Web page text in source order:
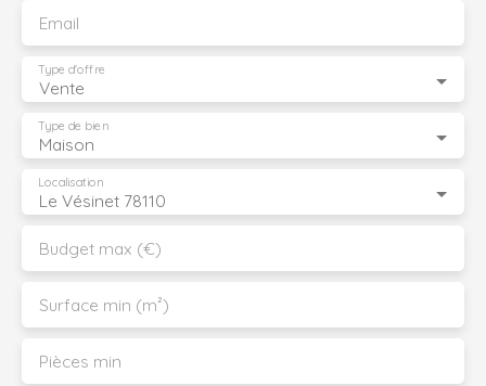
Email
Vente
Type d'offre
Maison
Type de bien
Le Vésinet 78110
Localisation
Budget max (€)
Surface min (m²)
Pièces min